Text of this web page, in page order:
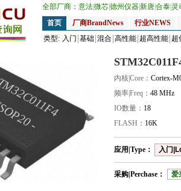
全部厂商： 意法微芯德州仪器新唐合泰 灵
首页
厂商BrandNews
行业NEWS
类型: 入门 基础 混合 高性能 超高性能 超
-
内核|Core： Cortex-
频率|Freq： 48 MHz
IO数量： 18
FLASH： 16K
应用|Type： 入门
采购|Perchase： 爱